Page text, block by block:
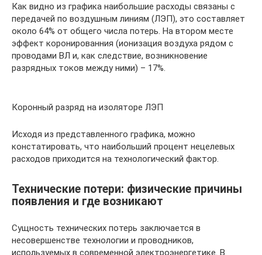
Как видно из графика наибольшие расходы связаны с
передачей по воздушным линиям (ЛЭП), это составляет
около 64% от общего числа потерь. На втором месте
эффект коронированния (ионизация воздуха рядом с
проводами ВЛ и, как следствие, возникновение
разрядных токов между ними) – 17%.
Коронный разряд на изоляторе ЛЭП
Исходя из представленного графика, можно
констатировать, что наибольший процент нецелевых
расходов приходится на технологический фактор.
Технические потери: физические причины
появления и где возникают
Сущность технических потерь заключается в
несовершенстве технологии и проводников,
используемых в современной электроэнергетике. В